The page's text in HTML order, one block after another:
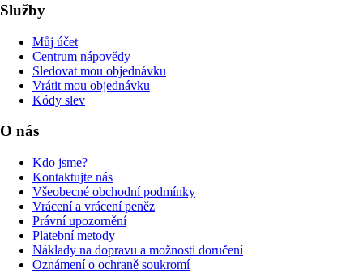
Služby
Můj účet
Centrum nápovědy
Sledovat mou objednávku
Vrátit mou objednávku
Kódy slev
O nás
Kdo jsme?
Kontaktujte nás
Všeobecné obchodní podmínky
Vrácení a vrácení peněz
Právní upozornění
Platební metody
Náklady na dopravu a možnosti doručení
Oznámení o ochraně soukromí